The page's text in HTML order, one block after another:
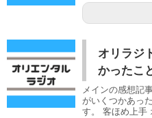
オリラジ
かったこ
メインの感想記
がいくつかあっ
す。 客ほめ上手